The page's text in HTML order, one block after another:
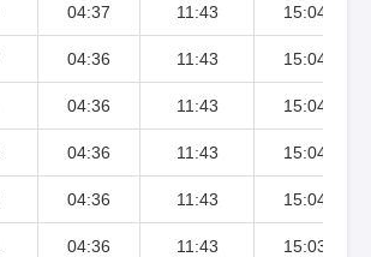
04:37 11:43 15:04
04:36 11:43 15:04
04:36 11:43 15:04
04:36 11:43 15:04
04:36 11:43 15:04
04:36 11:43 15:03